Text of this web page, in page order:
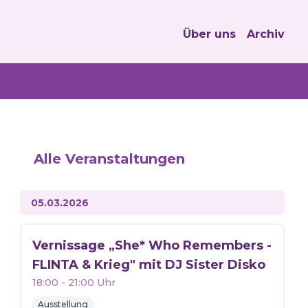
Über uns Archiv
Alle Veranstaltungen
05.03.2026
Vernissage „She* Who Remembers -
FLINTA & Krieg" mit DJ Sister Disko
18:00 - 21:00 Uhr
Ausstellung